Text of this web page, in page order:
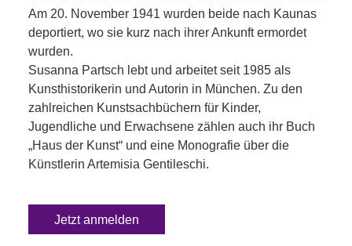
Am 20. November 1941 wurden beide nach Kaunas
deportiert, wo sie kurz nach ihrer Ankunft ermordet
wurden.
Susanna Partsch lebt und arbeitet seit 1985 als
Kunsthistorikerin und Autorin in München. Zu den
zahlreichen Kunstsachbüchern für Kinder,
Jugendliche und Erwachsene zählen auch ihr Buch
„Haus der Kunst“ und eine Monografie über die
Künstlerin Artemisia Gentileschi.
Jetzt anmelden